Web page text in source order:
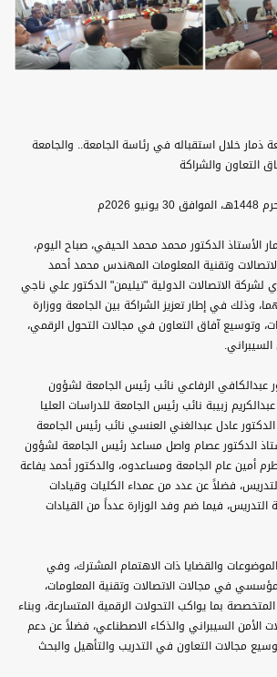
ذمار خلال استقباله في رئاسة الجامعة.. والجامعة
التعاون والشراكة
الأستاذ الدكتور محمد محمد الحيفي، صباح اليوم،
وتقنية المعلومات المهندس محمد أحمد
لشركة الاتصالات الدولية "تيليمن" الدكتور علي ناجي
وذلك في إطار تعزيز الشراكة بين الجامعة ووزارة
وتوسيع آفاق التعاون في مجالات التحول الرقمي،
عبدالكافي الرفاعي نائب رئيس الجامعة لشؤون
زبيبة نائب رئيس الجامعة للدراسات العليا
عادل عبدالغني العنسي نائب رئيس الجامعة
الدكتور عصام واصل مساعد رئيس الجامعة لشؤون
أمين عام الجامعة ومساعدوه، والدكتور أحمد يفاعة
فضلاً عن عدد من عمداء الكليات وقيادات
التدريس، فيما ضم وفد الوزارة عدداً من القيادات
والقضايا ذات الاهتمام المشترك، وفي
في مجالات الاتصالات وتقنية المعلومات،
المتخصصة بما يواكب التحولات الرقمية المتسارعة، وبناء
الأمن السيبراني والذكاء الاصطناعي، فضلاً عن دعم
مجالات التعاون في التدريب والتأهيل والبحث